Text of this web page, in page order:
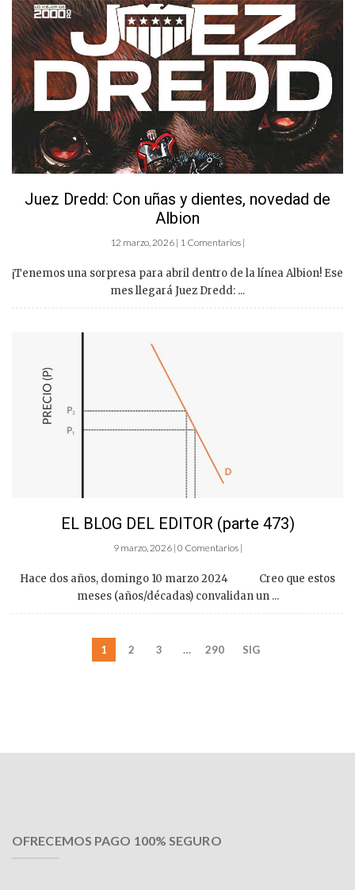
Juez Dredd: Con uñas y dientes, novedad de
Albion
12 marzo, 2026 | 1 Comentarios |
¡Tenemos una sorpresa para abril dentro de la línea Albion! Ese
mes llegará Juez Dredd: ...
EL BLOG DEL EDITOR (parte 473)
9 marzo, 2026 | 0 Comentarios |
Hace dos años, domingo 10 marzo 2024 Creo que estos
meses (años/décadas) convalidan un ...
1 2 3 … 290 SIG
OFRECEMOS PAGO 100% SEGURO